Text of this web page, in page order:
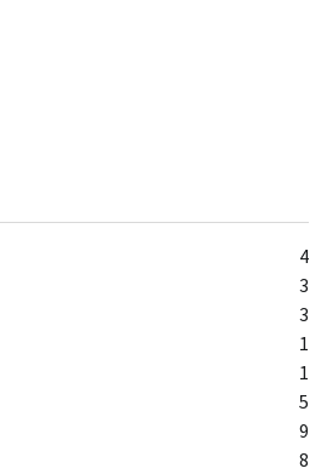
4
3
3
1
1
5
9
8